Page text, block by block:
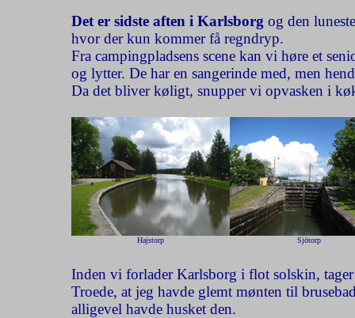
Det er sidste aften i Karlsborg og den
hvor der kun kommer få regndryp.
Fra campingpladsens scene kan vi høre et
og lytter. De har en sangerinde med, men
Da det bliver køligt, snupper vi opvasken i
Hajstorp Sjötorp
Inden vi forlader Karlsborg i flot solskin,
Troede, at jeg havde glemt mønten til
alligevel havde husket den.